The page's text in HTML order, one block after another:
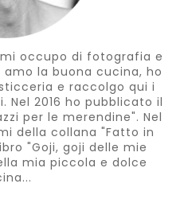
occupo di fotografia e
la buona cucina, ho
e raccolgo qui i
Nel 2016 ho pubblicato il
per le merendine". Nel
della collana "Fatto in
"Goji, goji delle mie
mia piccola e dolce